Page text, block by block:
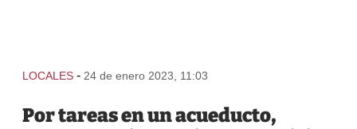
LOCALES - 24 de enero 2023, 11:03
Por tareas en un acueducto,